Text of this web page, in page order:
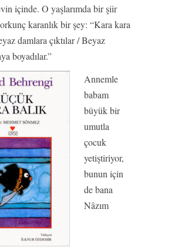
içinde. O yaşlarımda bir şiir
karanlık bir şey: “Kara kara
damlara çıktılar / Beyaz
boyadılar.”
Annemle
babam
büyük bir
umutla
çocuk
yetiştiriyor,
bunun için
de bana
Nâzım